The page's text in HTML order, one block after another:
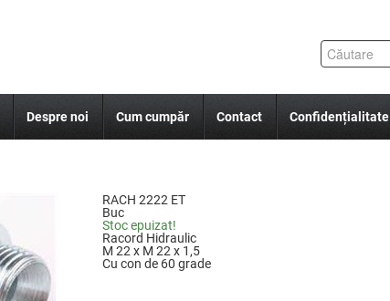
Despre noi Cum cumpăr Contact Confidențialitate
RACH 2222 ET
Buc
Stoc epuizat!
Racord Hidraulic
M 22 x M 22 x 1,5
Cu con de 60 grade